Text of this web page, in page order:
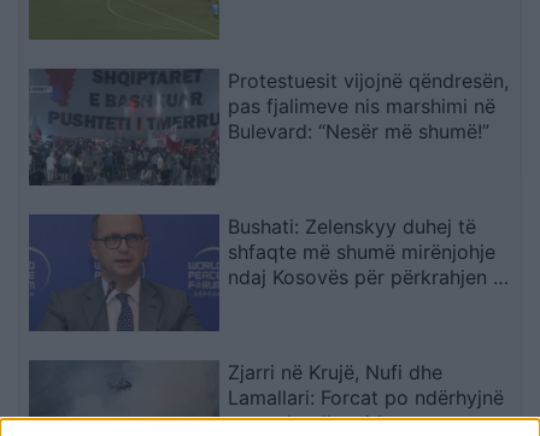
Protestuesit vijojnë qëndresën,
pas fjalimeve nis marshimi në
Bulevard: “Nesër më shumë!”
Bushati: Zelenskyy duhej të
shfaqte më shumë mirënjohje
ndaj Kosovës për përkrahjen e
Zjarri në Krujë, Nufi dhe
Lamallari: Forcat po ndërhyjnë
nga toka dhe ajri